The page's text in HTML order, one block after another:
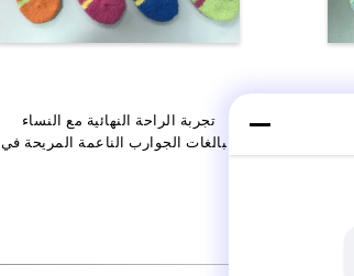
تجربة الراحة النهائية مع النساء
البالغات الجوارب الناعمة المريحة في